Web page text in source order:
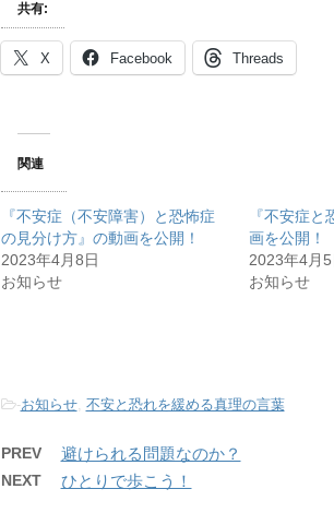
共有:
X Facebook Threads
関連
『不安症（不安障害）と恐怖症
の見分け方』の動画を公開！
2023年4月8日
お知らせ
『不安症
画を公開！
2023年4月5
お知らせ
-お知らせ, 不安と恐れを緩める真理の言葉
PREV 避けられる問題なのか？
NEXT ひとりで歩こう！